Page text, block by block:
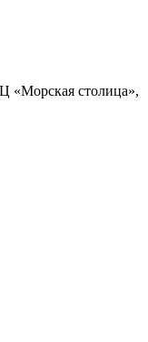
«Морская столица»,